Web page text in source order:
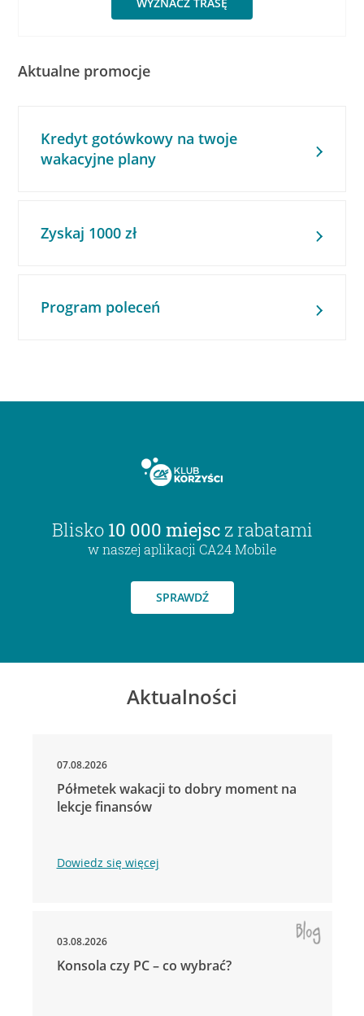
Aktualne promocje
Kredyt gotówkowy na twoje
wakacyjne plany
Zyskaj 1000 zł
Program poleceń
Blisko 10 000 miejsc z rabatami
w naszej aplikacji CA24 Mobile
SPRAWDŹ
Aktualności
07.08.2026
Półmetek wakacji to dobry moment na
lekcje finansów
Dowiedz się więcej
03.08.2026
Konsola czy PC – co wybrać?